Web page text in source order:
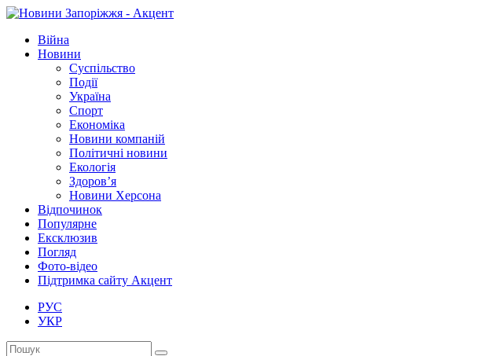
Війна
Новини
Суспільство
Події
Україна
Спорт
Економіка
Новини компаній
Політичні новини
Екологія
Здоров’я
Новини Херсона
Відпочинок
Популярне
Ексклюзив
Погляд
Фото-відео
Підтримка сайту Акцент
РУС
УКР